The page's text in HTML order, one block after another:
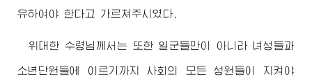
유하여야 한다고 가르쳐주시였다.
위대한 수령님께서는 또한 일군들만이 아니라 녀성들과
소년단원들에 이르기까지 사회의 모든 성원들이 지켜야